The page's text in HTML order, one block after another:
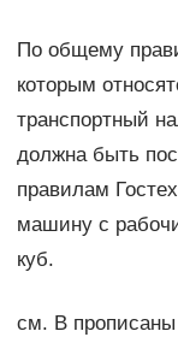
По общему
которым
транспортный
должна быть
правилам
машину с
куб.
см. В прописаны